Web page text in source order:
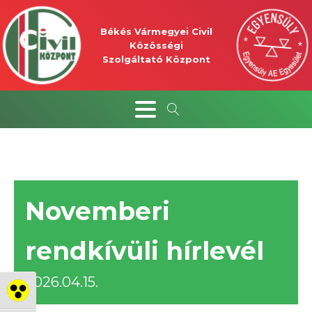
Nagy kontraszt váltása
Békés Vármegyei Civil
Közösségi
Szolgáltató Központ
Novemberi
rendkívüli hírlevél
2026.04.15.